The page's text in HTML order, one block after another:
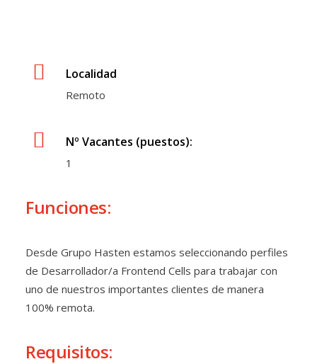
Localidad
Remoto
Nº Vacantes (puestos):
1
Funciones:
Desde Grupo Hasten estamos seleccionando perfiles
de Desarrollador/a Frontend Cells para trabajar con
uno de nuestros importantes clientes de manera
100% remota.
Requisitos: